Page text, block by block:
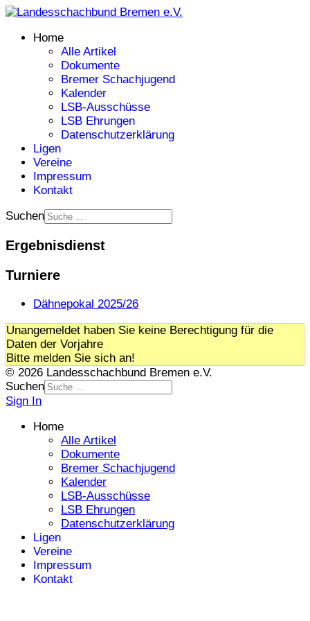
Home
Alle Artikel
Dokumente
Bremer Schachjugend
Kalender
LSB-Ausschüsse
LSB Ehrungen
Datenschutzerklärung
Ligen
Vereine
Impressum
Kontakt
Suchen
Ergebnisdienst
Turniere
Dähnepokal 2025/26
Unangemeldet haben Sie keine Berechtigung für die
Daten der Vorjahre
Bitte melden Sie sich an!
© 2026 Landesschachbund Bremen e.V.
Suchen
Sign In
Home
Alle Artikel
Dokumente
Bremer Schachjugend
Kalender
LSB-Ausschüsse
LSB Ehrungen
Datenschutzerklärung
Ligen
Vereine
Impressum
Kontakt